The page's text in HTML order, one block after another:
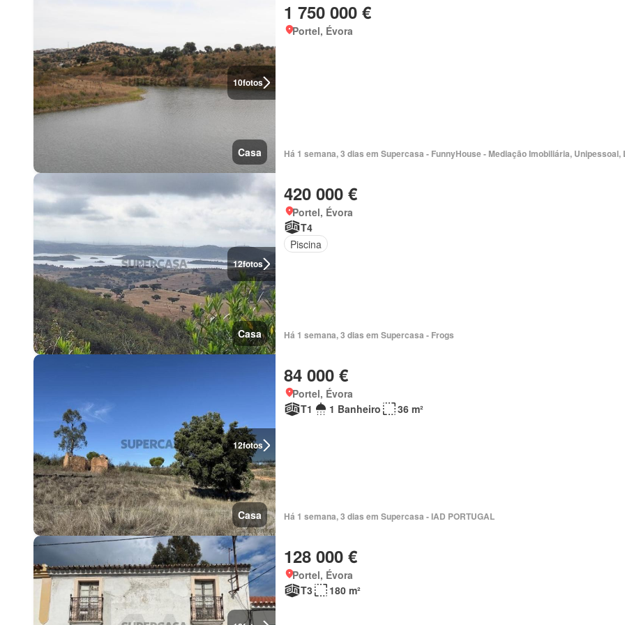
10fotos
Casa
1 750 000 €
Portel, Évora
Há 1 semana, 3 dias em Supercasa - FunnyHouse - Mediação Imobiliária, Unipessoal,
12fotos
Casa
420 000 €
Portel, Évora
T4
Piscina
Há 1 semana, 3 dias em Supercasa - Frogs
12fotos
Casa
84 000 €
Portel, Évora
T1
1 Banheiro 36 m²
Há 1 semana, 3 dias em Supercasa - IAD PORTUGAL
128 000 €
Portel, Évora
T3
180 m²